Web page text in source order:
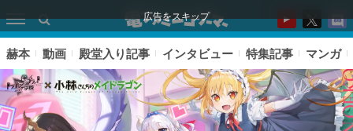
広告をスキップ
赫本 動画 殿堂入り記事 インタビュー 特集記事 マンガ